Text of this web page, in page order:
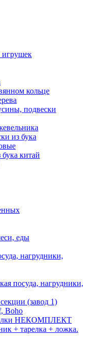
игрушек
кольце
подвески
из бука
китай
еды
нагрудники,
посуда, нагрудники,
(завод 1)
Boho
НЕКОМПЛЕКТ
+ тарелка + ложка.